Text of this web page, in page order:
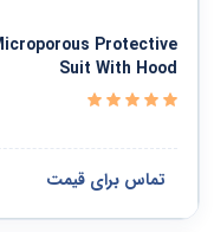
Protective
Suit With Hood
تماس برای قیمت